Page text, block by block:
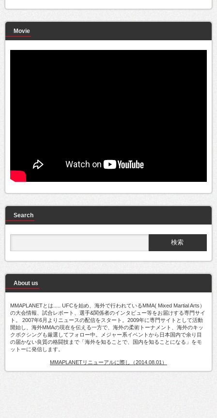
Movie
Search
About us
MMAPLANETとは..... UFCを始め、海外で行われているMMA( Mixed Martial Arts）
の大会情報、試合レポート、選手&関係者のインタビュー等をお届けする専門サイ
ト。 2007年6月よりニュースの配信をスタート。2009年に専門サイトとして活動
開始し、海外MMAの現在を伝える一方で、海外の柔術トーナメント、海外のキッ
クボクシングも厳選してフォロー中。メジャー系イベントから日本国内で余り目
の届かない良質の格闘技まで「海外を知ることで、国内を知ることになる」をモ
ットーに発信します。
MMAPLANETリニューアルに際し（2014.08.01）